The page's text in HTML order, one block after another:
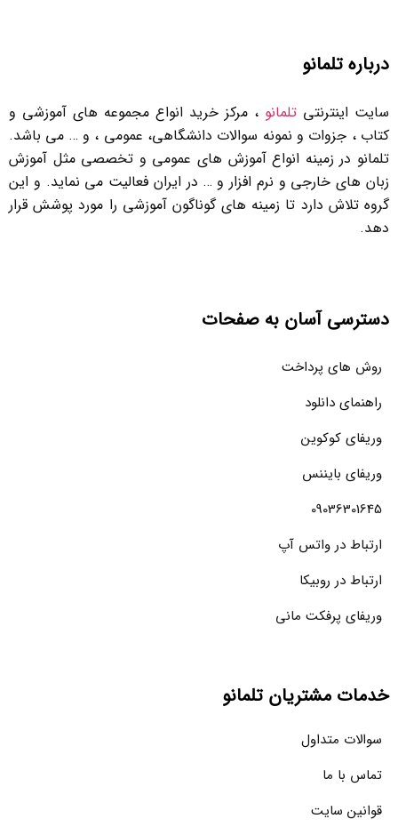
درباره تلمانو
سایت اینترنتی تلمانو ، مرکز خرید انواع مجموعه های آموزشی و
کتاب ، جزوات و نمونه سوالات دانشگاهی، عمومی ، و … می باشد.
تلمانو در زمینه انواع آموزش های عمومی و تخصصی مثل آموزش
زبان های خارجی و نرم افزار و … در ایران فعالیت می نماید. و این
گروه تلاش دارد تا زمینه های گوناگون آموزشی را مورد پوشش قرار
دهد.
دسترسی آسان به صفحات
روش های پرداخت
راهنمای دانلود
وریفای کوکوین
وریفای بایننس
09036301645
ارتباط در واتس آپ
ارتباط در روبیکا
وریفای پرفکت مانی
خدمات مشتریان تلمانو
سوالات متداول
تماس با ما
قوانین سایت